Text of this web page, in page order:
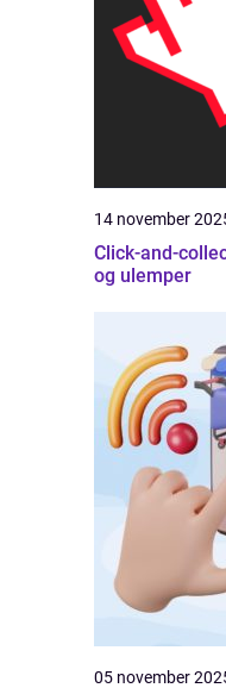
14 november
Click-and-
og ulemper
05 november